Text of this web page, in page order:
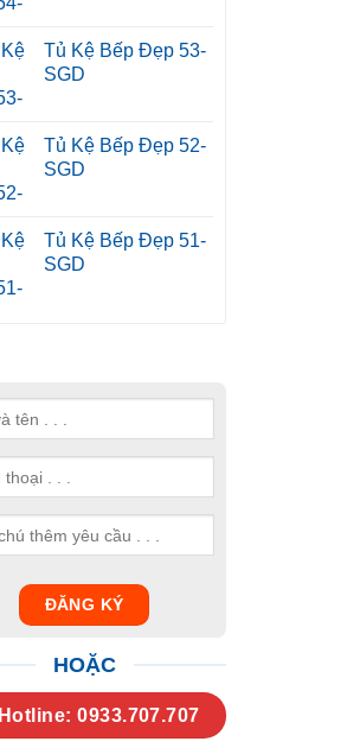
Tủ Kệ Bếp Đẹp 53-
SGD
Tủ Kệ Bếp Đẹp 52-
SGD
Tủ Kệ Bếp Đẹp 51-
SGD
HOẶC
Hotline: 0933.707.707